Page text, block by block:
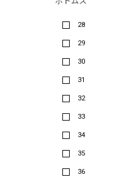
28
29
30
31
32
33
34
35
36